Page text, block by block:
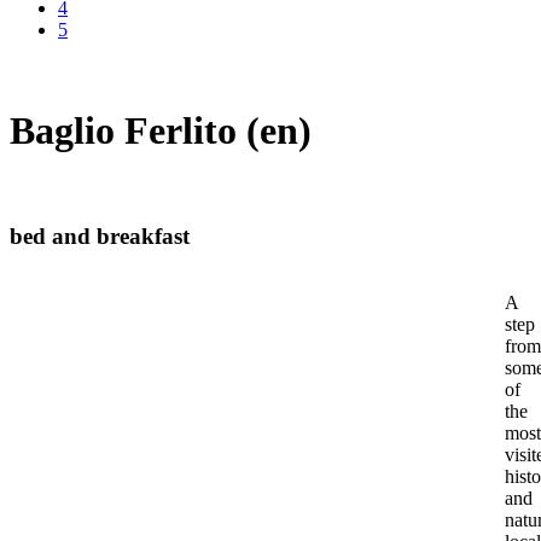
4
5
Baglio Ferlito (en)
bed and breakfast
A
step
of
the
most
and